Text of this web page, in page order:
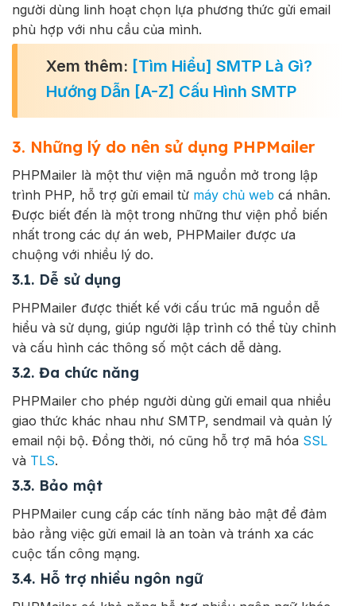
người dùng linh hoạt chọn lựa phương thức gửi email
phù hợp với nhu cầu của mình.
Xem thêm: [Tìm Hiểu] SMTP Là Gì?
Hướng Dẫn [A-Z] Cấu Hình SMTP
3. Những lý do nên sử dụng PHPMailer
PHPMailer là một thư viện mã nguồn mở trong lập
trình PHP, hỗ trợ gửi email từ máy chủ web cá nhân.
Được biết đến là một trong những thư viện phổ biến
nhất trong các dự án web, PHPMailer được ưa
chuộng với nhiều lý do.
3.1. Dễ sử dụng
PHPMailer được thiết kế với cấu trúc mã nguồn dễ
hiểu và sử dụng, giúp người lập trình có thể tùy chỉnh
và cấu hình các thông số một cách dễ dàng.
3.2. Đa chức năng
PHPMailer cho phép người dùng gửi email qua nhiều
giao thức khác nhau như SMTP, sendmail và quản lý
email nội bộ. Đồng thời, nó cũng hỗ trợ mã hóa SSL
và TLS.
3.3. Bảo mật
PHPMailer cung cấp các tính năng bảo mật để đảm
bảo rằng việc gửi email là an toàn và tránh xa các
cuộc tấn công mạng.
3.4. Hỗ trợ nhiều ngôn ngữ